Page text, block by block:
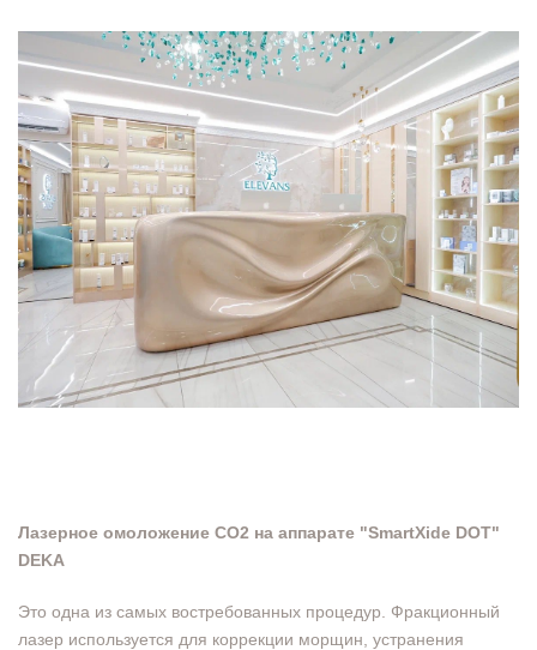
Лазерное омоложение CO2 на аппарате "SmartXide DOT"
DEKA
Это одна из самых востребованных процедур. Фракционный
лазер используется для коррекции морщин, устранения